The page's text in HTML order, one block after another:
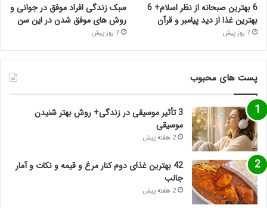
6 بهترین صبحانه از نظر اسلام+ 6
بهترین غذا از دید پیامبر و قرآن
7 روز پیش
سبک زندگی افراد موفق در جوانی و
روش های موفق شدن در این سن
7 روز پیش
پست های محبوب
3 تأثیر موسیقی در زندگی+ روش بهتر شنیدن
موسیقی
2 هفته پیش
42 بهترین غذای دوم کنار مرغ و قیمه و نکات و آمار
جالب
2 هفته پیش